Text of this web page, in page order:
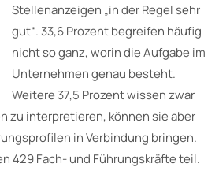
Stellenanzeigen „in der Regel sehr
gut“. 33,6 Prozent begreifen häufig
nicht so ganz, worin die Aufgabe im
Unternehmen genau besteht.
Weitere 37,5 Prozent wissen zwar
zu interpretieren, können sie aber
in Verbindung bringen.
429 Fach- und Führungskräfte teil.